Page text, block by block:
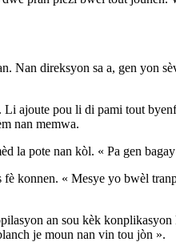
Nan direksyon sa a, gen yon
Li ajoute pou li di pami tout
nan memwa.
la pote nan kòl. « Pa gen
fè konnen. « Mesye yo bwèl
an sou kèk
je moun nan vin tou jòn ».